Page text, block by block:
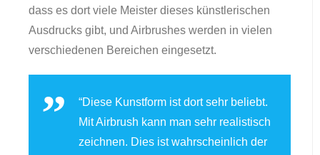
dass es dort viele Meister dieses künstlerischen
Ausdrucks gibt, und Airbrushes werden in vielen
verschiedenen Bereichen eingesetzt.
“Diese Kunstform ist dort sehr beliebt.
Mit Airbrush kann man sehr realistisch
zeichnen. Dies ist wahrscheinlich der